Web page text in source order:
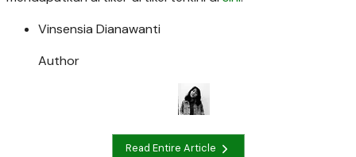
Vinsensia Dianawanti
Author
Read Entire Article